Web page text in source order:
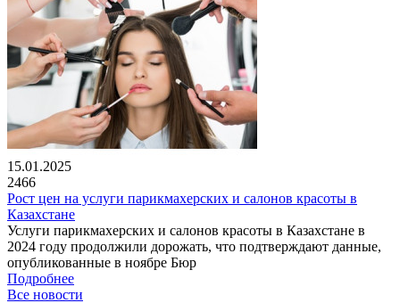
15.01.2025
2466
Рост цен на услуги парикмахерских и салонов красоты в
Казахстане
Услуги парикмахерских и салонов красоты в Казахстане в
2024 году продолжили дорожать, что подтверждают данные,
опубликованные в ноябре Бюр
Подробнее
Все новости